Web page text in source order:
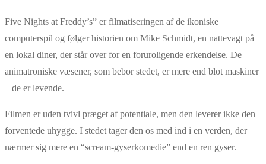
Five Nights at Freddy’s” er filmatiseringen af de ikoniske
computerspil og følger historien om Mike Schmidt, en nattevagt på
en lokal diner, der står over for en foruroligende erkendelse. De
animatroniske væsener, som bebor stedet, er mere end blot maskiner
– de er levende.
Filmen er uden tvivl præget af potentiale, men den leverer ikke den
forventede uhygge. I stedet tager den os med ind i en verden, der
nærmer sig mere en “scream-gyserkomedie” end en ren gyser.